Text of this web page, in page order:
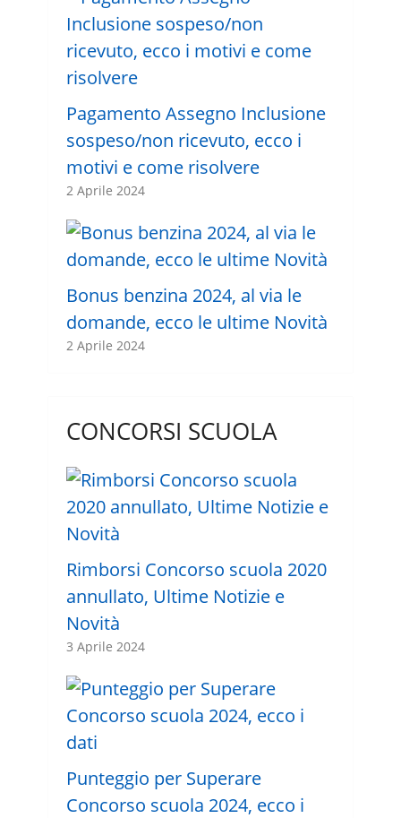
Pagamento Assegno Inclusione
sospeso/non ricevuto, ecco i
motivi e come risolvere
2 Aprile 2024
Bonus benzina 2024, al via le
domande, ecco le ultime Novità
2 Aprile 2024
CONCORSI SCUOLA
Rimborsi Concorso scuola 2020
annullato, Ultime Notizie e
Novità
3 Aprile 2024
Punteggio per Superare
Concorso scuola 2024, ecco i